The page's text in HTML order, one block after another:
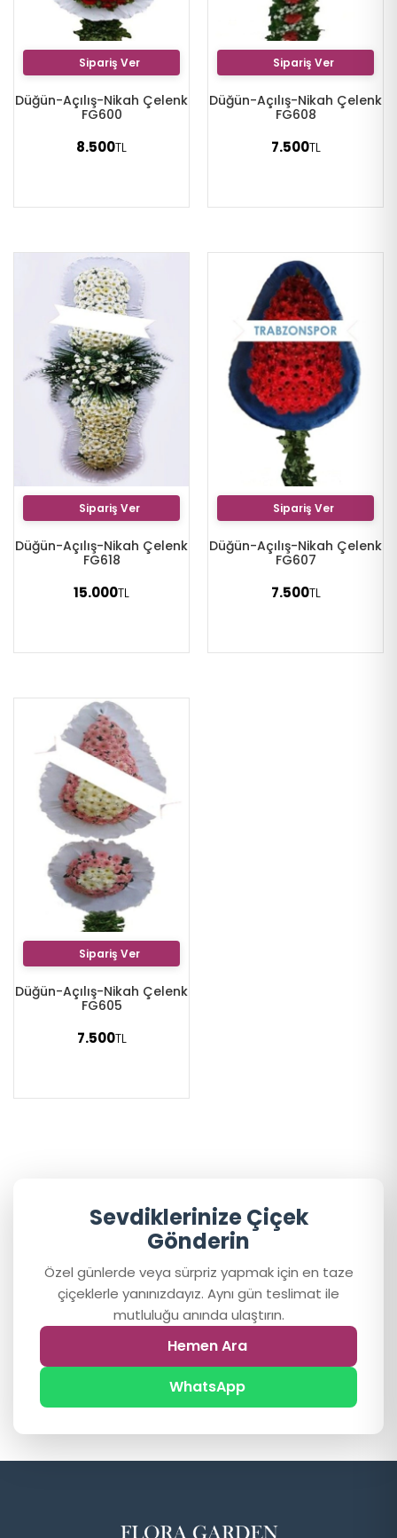
Sipariş Ver
Düğün-Açılış-Nikah Çelenk
FG600
8.500TL
Sipariş Ver
Düğün-Açılış-Nikah Çelenk
FG608
7.500TL
Sipariş Ver
Düğün-Açılış-Nikah Çelenk
FG618
15.000TL
Sipariş Ver
Düğün-Açılış-Nikah Çelenk
FG607
7.500TL
Sipariş Ver
Düğün-Açılış-Nikah Çelenk
FG605
7.500TL
Sevdiklerinize Çiçek
Gönderin
Özel günlerde veya sürpriz yapmak için en taze
çiçeklerle yanınızdayız. Aynı gün teslimat ile
mutluluğu anında ulaştırın.
Hemen Ara
WhatsApp